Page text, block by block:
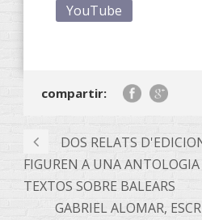
YouTube
compartir:
DOS RELATS
FIGUREN A UNA
TEXTOS SOBRE BALEARS
GABRIEL ALOMAR,